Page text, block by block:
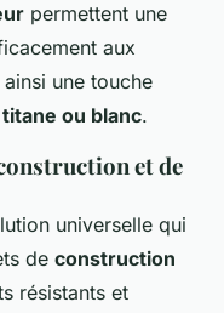
permettent une
aux
une touche
titane ou blanc.
et de
universelle qui
de construction
résistants et